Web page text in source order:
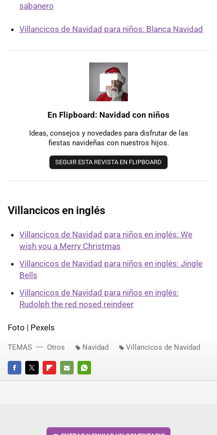
sabanero
Villancicos de Navidad para niños: Blanca Navidad
En Flipboard: Navidad con niños
Ideas, consejos y novedades para disfrutar de las
fiestas navideñas con nuestros hijos.
SEGUIR ESTA REVISTA EN FLIPBOARD
Villancicos en inglés
Villancicos de Navidad para niños en inglés: We
wish you a Merry Christmas
Villancicos de Navidad para niños en inglés: Jingle
Bells
Villancicos de Navidad para niños en inglés:
Rudolph the red nosed reindeer
Foto | Pexels
FACEBOOKTWITTERFLIPBOARD
E-
WHATSAPP
TEMAS Otros Navidad Villancicos de Navidad